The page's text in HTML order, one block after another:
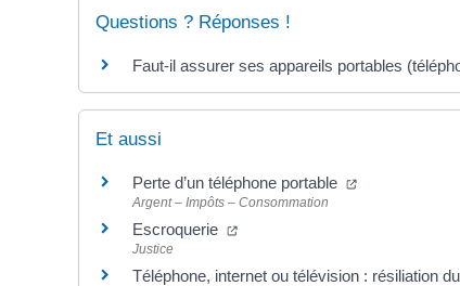
Questions ? Réponses !
Faut-il assurer ses appareils portables
Et aussi
Perte d’un téléphone portable
Argent – Impôts – Consommation
Escroquerie
Justice
Téléphone, internet ou télévision : résiliation